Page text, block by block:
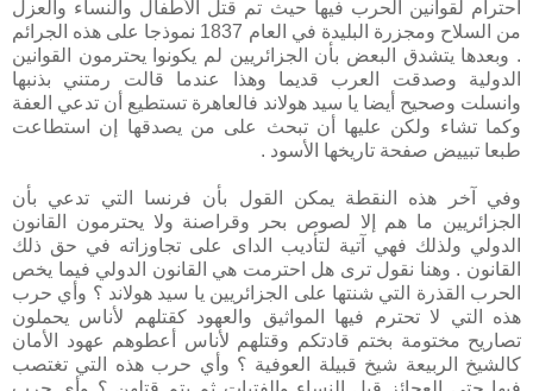
احترام لقوانين الحرب فيها حيث تم قتل الأطفال والنساء والعزل
من السلاح ومجزرة البليدة في العام 1837 نموذجا على هذه الجرائم
. وبعدها يتشدق البعض بأن الجزائريين لم يكونوا يحترمون القوانين
الدولية وصدقت العرب قديما وهذا عندما قالت رمتني بذنبها
وانسلت وصحيح أيضا يا سيد هولاند فالعاهرة تستطيع أن تدعي العفة
وكما تشاء ولكن عليها أن تبحث على من يصدقها إن استطاعت
طبعا تبييض صفحة تاريخها الأسود .
وفي آخر هذه النقطة يمكن القول بأن فرنسا التي تدعي بأن
الجزائريين ما هم إلا لصوص بحر وقراصنة ولا يحترمون القانون
الدولي ولذلك فهي آتية لتأديب الداى على تجاوزاته في حق ذلك
القانون . وهنا نقول ترى هل احترمت هي القانون الدولي فيما يخص
الحرب القذرة التي شنتها على الجزائريين يا سيد هولاند ؟ وأي حرب
هذه التي لا تحترم فيها المواثيق والعهود كقتلهم لأناس يحملون
تصاريح مختومة بختم قادتكم وقتلهم لأناس أعطوهم عهود الأمان
كالشيخ الربيعة شيخ قبيلة العوفية ؟ وأي حرب هذه التي تغتصب